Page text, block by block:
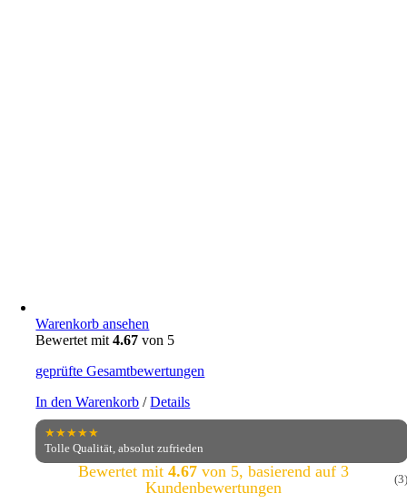
Warenkorb ansehen
Bewertet mit4.67 von 5
geprüfte Gesamtbewertungen
In den Warenkorb / Details
★★★★★
Tolle Qualität, absolut zufrieden
Bewertet mit 4.67von 5, basierend auf 3
Kundenbewertungen
(3)